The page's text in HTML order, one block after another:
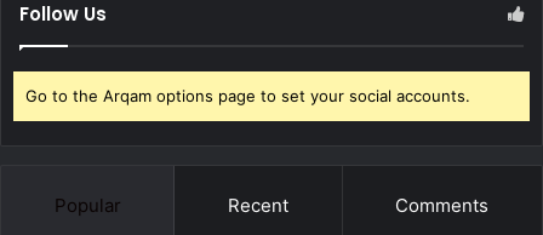
Follow Us
Go to the Arqam options page to set your social accounts.
Popular Recent Comments